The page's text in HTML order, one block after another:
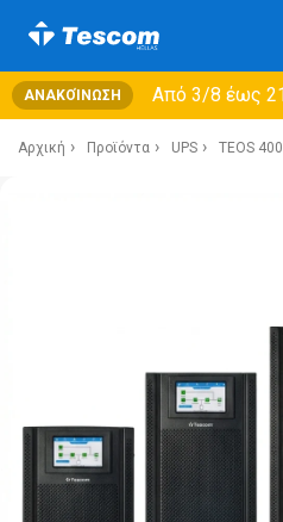
ΑΝΑΚΟΊΝΩΣΗ
Αρχική Προϊόντα UPS TEOS 400